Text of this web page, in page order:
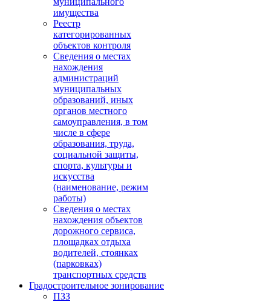
имущества
Реестр
категорированных
объектов контроля
Сведения о местах
нахождения
администраций
муниципальных
образований, иных
органов местного
самоуправления, в том
числе в сфере
образования, труда,
социальной защиты,
спорта, культуры и
искусства
(наименование, режим
работы)
Сведения о местах
нахождения объектов
дорожного сервиса,
площадках отдыха
водителей, стоянках
(парковках)
транспортных средств
Градостроительное зонирование
ПЗЗ